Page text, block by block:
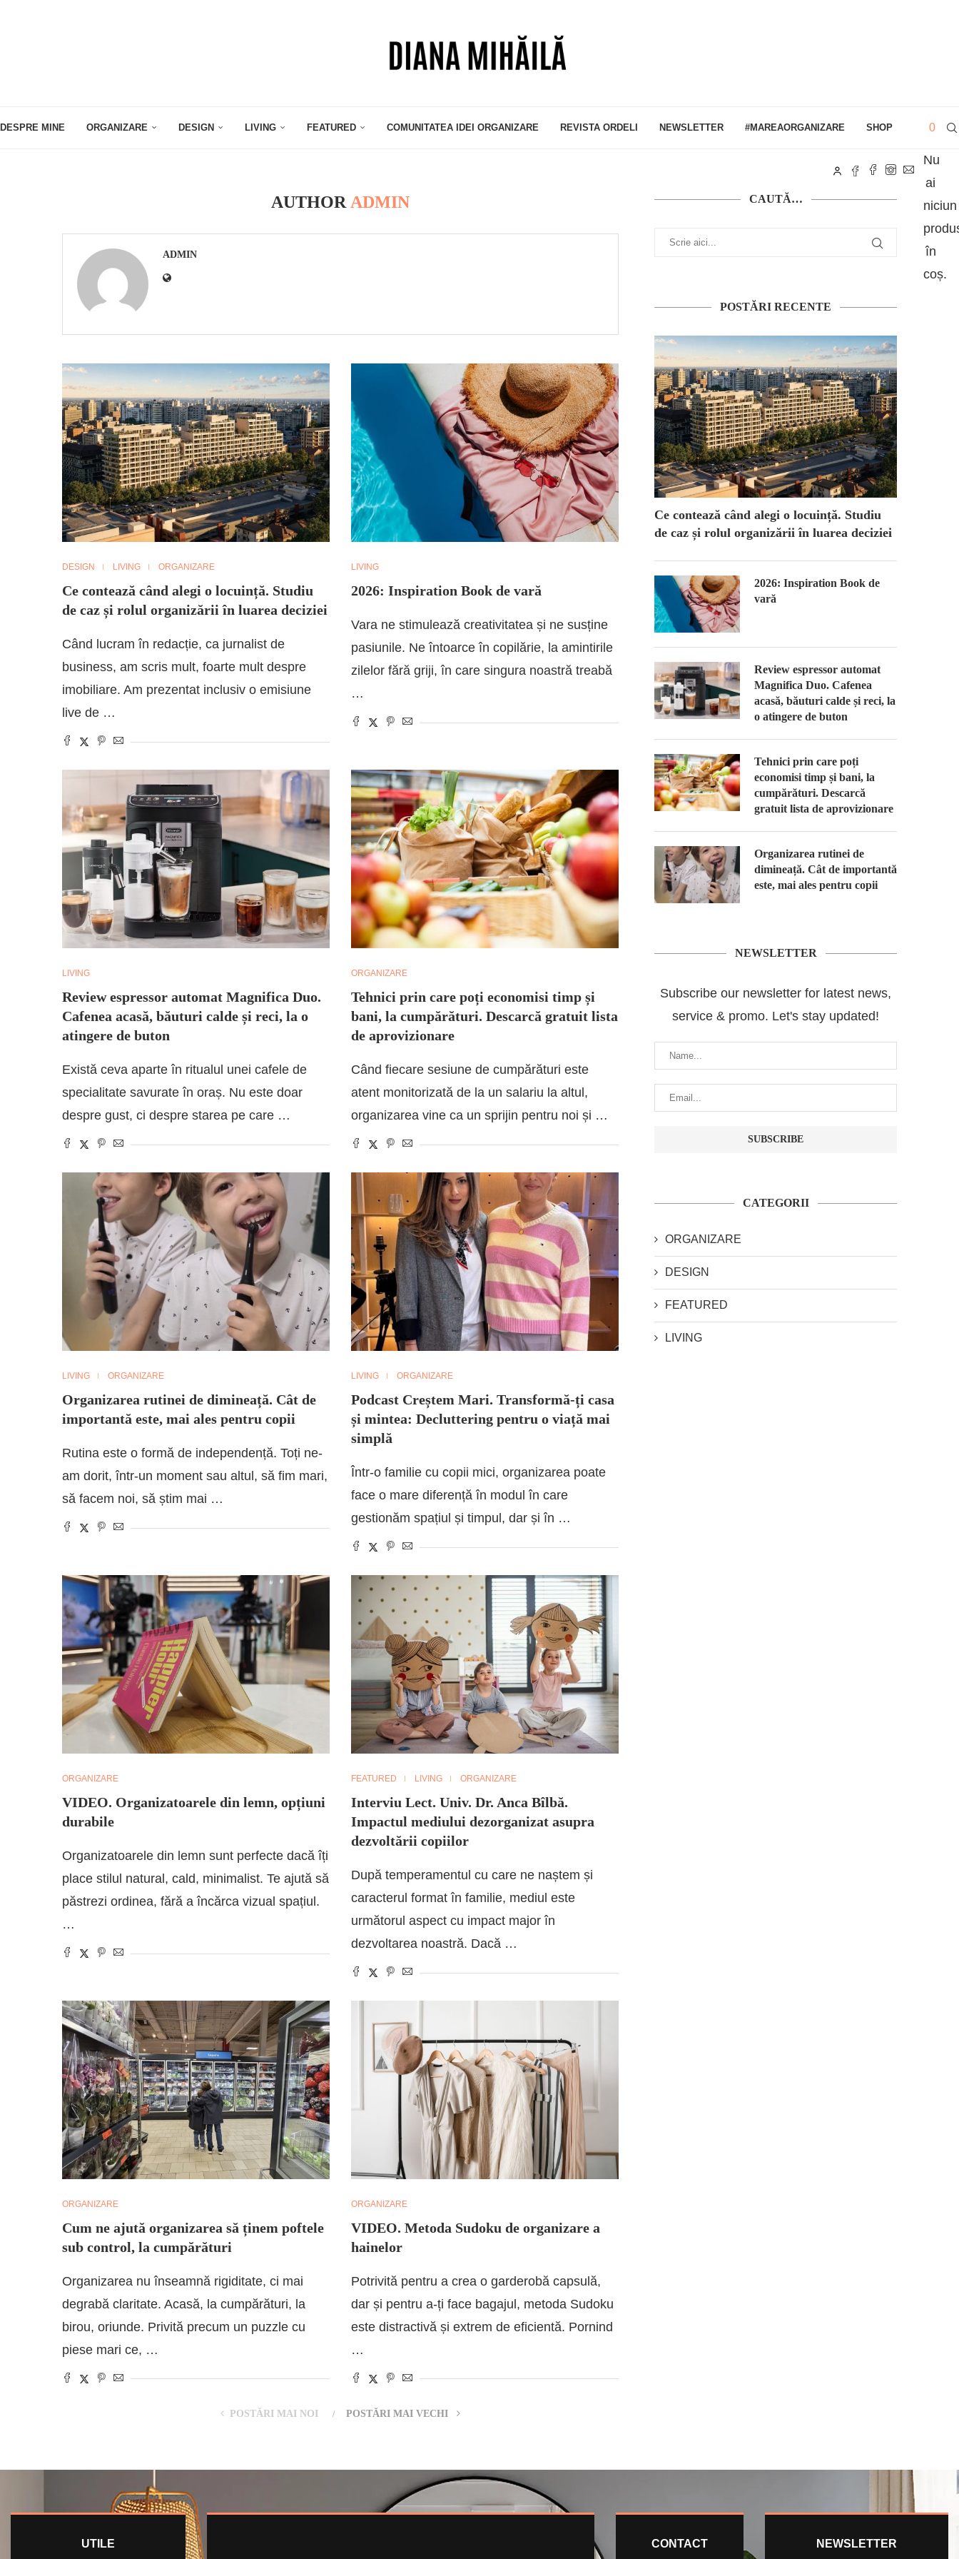
DESPRE MINE ORGANIZARE DESIGN LIVING FEATURED COMUNITATEA IDEI ORGANIZARE REVISTA ORDELI NEWSLETTER #MAREAORGANIZARE SHOP 0
Nu
ai
niciun
în
coș.
AUTHORADMIN
ADMIN
DESIGN LIVING ORGANIZARE
Ce contează când alegi o locuință. Studiu
de caz și rolul organizării în luarea deciziei
Când lucram în redacție, ca jurnalist de
business, am scris mult, foarte mult despre
imobiliare. Am prezentat inclusiv o emisiune
live de …
LIVING
2026: Inspiration Book de vară
Vara ne stimulează creativitatea și ne susține
pasiunile. Ne întoarce în copilărie, la amintirile
zilelor fără griji, în care singura noastră treabă
…
LIVING
Review espressor automat Magnifica Duo.
Cafenea acasă, băuturi calde și reci, la o
atingere de buton
Există ceva aparte în ritualul unei cafele de
specialitate savurate în oraș. Nu este doar
despre gust, ci despre starea pe care …
ORGANIZARE
Tehnici prin care poți economisi timp și
bani, la cumpărături. Descarcă gratuit lista
de aprovizionare
Când fiecare sesiune de cumpărături este
atent monitorizată de la un salariu la altul,
organizarea vine ca un sprijin pentru noi și …
LIVING ORGANIZARE
Organizarea rutinei de dimineață. Cât de
importantă este, mai ales pentru copii
Rutina este o formă de independență. Toți ne-
am dorit, într-un moment sau altul, să fim mari,
să facem noi, să știm mai …
LIVING ORGANIZARE
Podcast Creștem Mari. Transformă-ți casa
și mintea: Decluttering pentru o viață mai
simplă
Într-o familie cu copii mici, organizarea poate
face o mare diferență în modul în care
gestionăm spațiul și timpul, dar și în …
ORGANIZARE
VIDEO. Organizatoarele din lemn, opțiuni
durabile
Organizatoarele din lemn sunt perfecte dacă îți
place stilul natural, cald, minimalist. Te ajută să
păstrezi ordinea, fără a încărca vizual spațiul.
…
FEATURED LIVING ORGANIZARE
Interviu Lect. Univ. Dr. Anca Bîlbă.
Impactul mediului dezorganizat asupra
dezvoltării copiilor
După temperamentul cu care ne naștem și
caracterul format în familie, mediul este
următorul aspect cu impact major în
dezvoltarea noastră. Dacă …
ORGANIZARE
Cum ne ajută organizarea să ținem poftele
sub control, la cumpărături
Organizarea nu înseamnă rigiditate, ci mai
degrabă claritate. Acasă, la cumpărături, la
birou, oriunde. Privită precum un puzzle cu
piese mari ce, …
ORGANIZARE
VIDEO. Metoda Sudoku de organizare a
hainelor
Potrivită pentru a crea o garderobă capsulă,
dar și pentru a-ți face bagajul, metoda Sudoku
este distractivă și extrem de eficientă. Pornind
…
POSTĂRI MAI NOI POSTĂRI MAI VECHI
CAUTĂ…
POSTĂRI RECENTE
Ce contează când alegi o locuință. Studiu
de caz și rolul organizării în luarea deciziei
2026: Inspiration Book de
vară
Review espressor automat
Magnifica Duo. Cafenea
acasă, băuturi calde și reci, la
o atingere de buton
Tehnici prin care poți
economisi timp și bani, la
cumpărături. Descarcă
gratuit lista de aprovizionare
Organizarea rutinei de
dimineață. Cât de importantă
este, mai ales pentru copii
NEWSLETTER
Subscribe our newsletter for latest news,
service & promo. Let's stay updated!
CATEGORII
ORGANIZARE
DESIGN
FEATURED
LIVING
UTILE CONTACT NEWSLETTER